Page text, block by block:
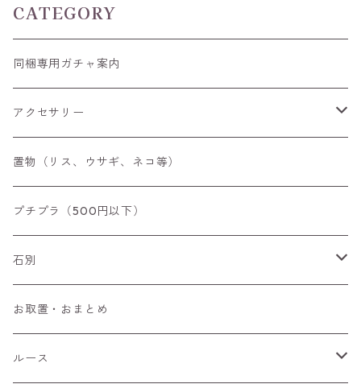
CATEGORY
同梱専用ガチャ案内
アクセサリー
空枠
リング
ペンダントトップ
ブローチ
チャーム
置物（リス、ウサギ、ネコ等）
プチプラ（500円以下）
石別
アイオライト
アウイナイト
お取置・おまとめ
ルース